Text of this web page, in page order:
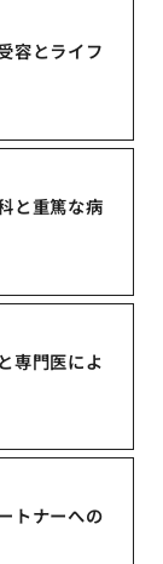
容とライフ
と重篤な病
専門医によ
トナーへの